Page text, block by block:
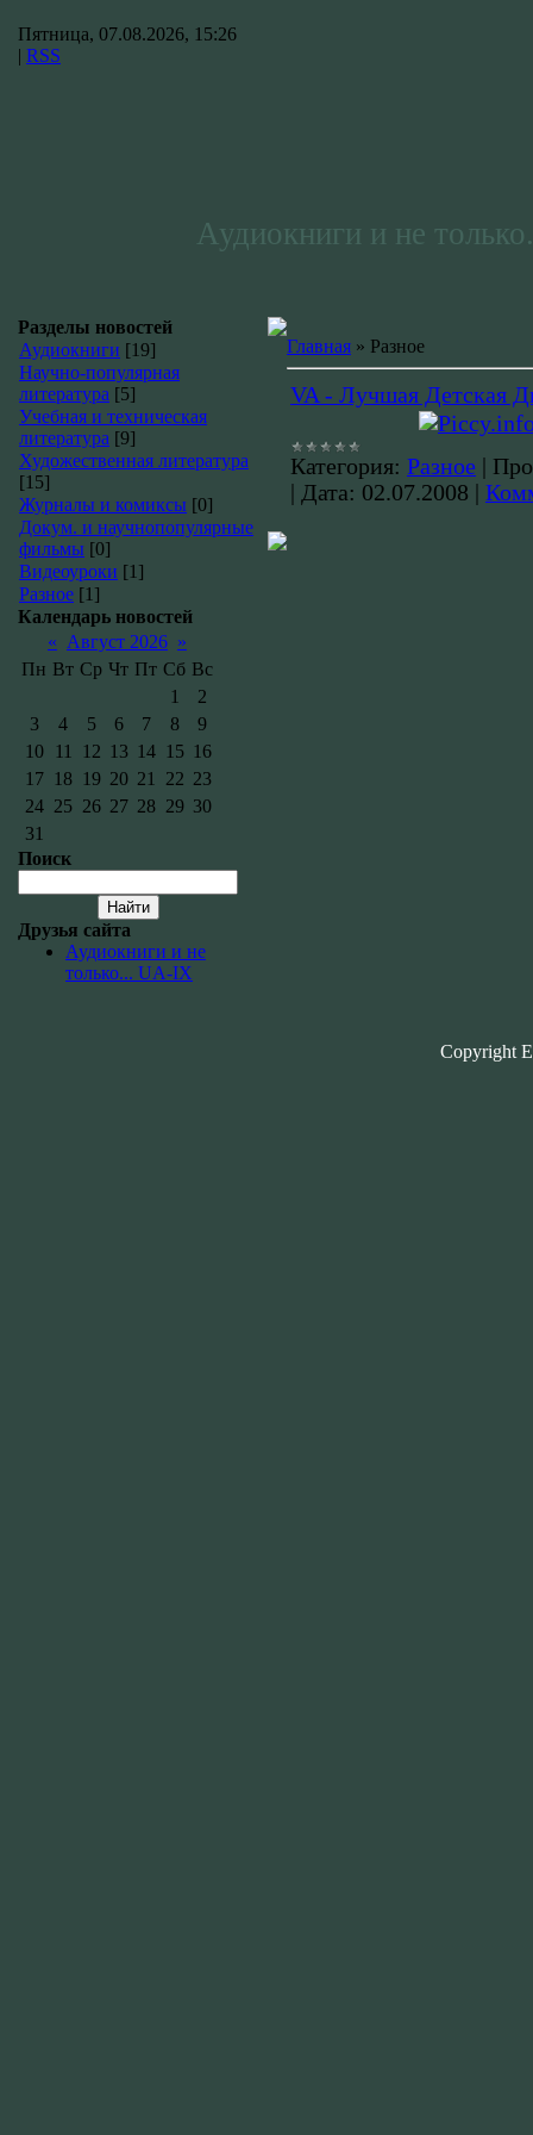
Пятница, 07.08.2026, 15:26
| RSS
Аудиокниги и не
Разделы новостей
Аудиокниги [19]
Научно-популярная
литература [5]
Учебная и техническая
литература [9]
Художественная литература
[15]
Журналы и комиксы [0]
Докум. и научнопопулярные
фильмы [0]
Видеоуроки [1]
Разное [1]
Календарь новостей
« Август 2026 »
Пн Вт Ср Чт Пт Сб Вс
1
2
3
4 5 6 7 8
9
10
11 12 13 14 15 16
17
18 19 20 21 22 23
24 25 26 27 28 29 30
31
Поиск
Друзья сайта
Аудиокниги и не
только... UA-IX
Главная » Разное
VA - Лучшая Детская
Категория: Разное
Дата: 02.07.2008
Copyright